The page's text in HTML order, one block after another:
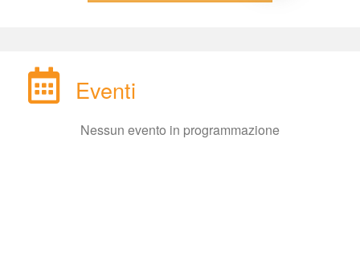
Eventi
Nessun evento in programmazione